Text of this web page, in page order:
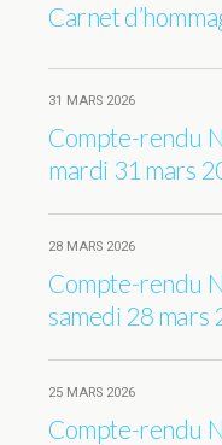
Carnet
31 MARS 2026
Compte-rendu
mardi 31 mars
28 MARS 2026
Compte-rendu
samedi 28 mars
25 MARS 2026
Compte-rendu